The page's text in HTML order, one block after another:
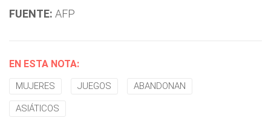
FUENTE: AFP
EN ESTA NOTA:
MUJERES JUEGOS ABANDONAN
ASIÁTICOS